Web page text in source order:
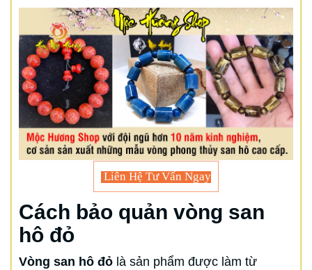
Liên Hệ Tư Vấn Ngay
Cách bảo quản vòng san
hô đỏ
Vòng san hô đỏ là sản phẩm được làm từ